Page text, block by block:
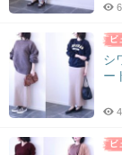
シ
ー